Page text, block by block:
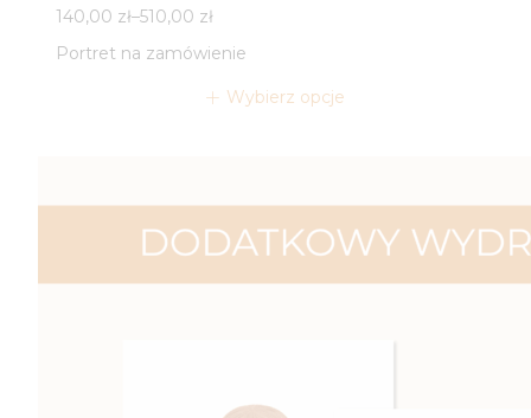
140,00 zł–510,00 zł
Zakres
od
Portret na zamówienie
Wybierz opcje